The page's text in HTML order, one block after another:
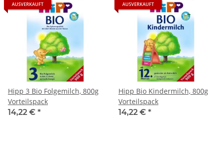
AUSVERKAUFT
Hipp 3 Bio Folgemilch, 800g
Vorteilspack
14,22 € *
AUSVERKAUFT
Hipp Bio Kindermilch, 800g
Vorteilspack
14,22 € *